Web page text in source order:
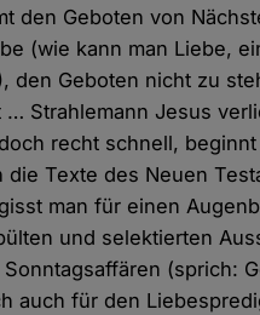
den Geboten von
(wie kann man Liebe,
den Geboten nicht zu
… Strahlemann Jesus
recht schnell, beginnt
die Texte des Neuen
man für einen
und selektierten
(sprich:
auch für den